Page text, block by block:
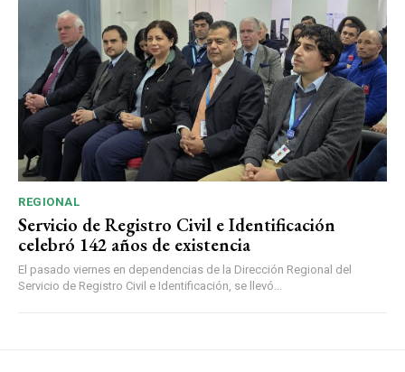
REGIONAL
Servicio de Registro Civil e Identificación
celebró 142 años de existencia
El pasado viernes en dependencias de la Dirección Regional del
Servicio de Registro Civil e Identificación, se llevó...